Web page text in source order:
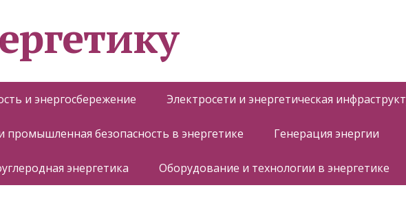
и энергосбережение Электросети и энергетическая
промышленная безопасность в энергетике Генерация энергии
энергетика Оборудование и технологии в энергетике